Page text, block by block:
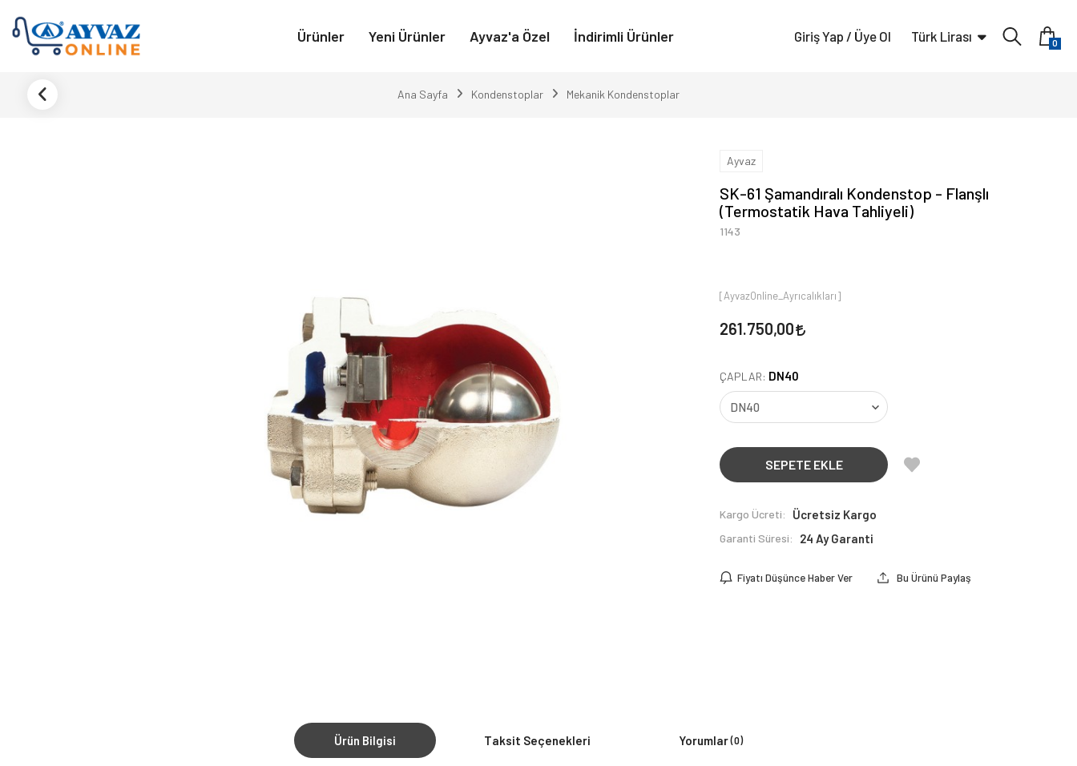
Ürünler Yeni Ürünler Ayvaz'a Özel İndirimli Ürünler Giriş Yap / Üye Ol Türk Lirası 0
Ana Sayfa Kondenstoplar Mekanik Kondenstoplar
Ayvaz
SK-61 Şamandıralı Kondenstop - Flanşlı
(Termostatik Hava Tahliyeli)
1143
[AyvazOnline_Ayrıcalıkları]
261.750,00
ÇAPLAR: DN40
SEPETE EKLE
Kargo Ücreti: Ücretsiz Kargo
Garanti Süresi: 24 Ay Garanti
Fiyatı Düşünce Haber Ver Bu Ürünü Paylaş
Ürün Bilgisi Taksit Seçenekleri Yorumlar(0)